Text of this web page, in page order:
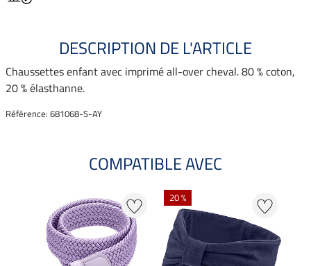
DESCRIPTION DE L'ARTICLE
Chaussettes enfant avec imprimé all-over cheval. 80 % coton,
20 % élasthanne.
Référence: 681068-S-AY
COMPATIBLE AVEC
20 %